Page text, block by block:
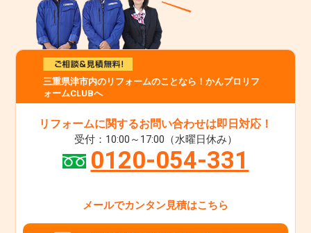
三重県津市内のリフォームのことなら！かんプロリフ
ォームCLUBへ
リフォームに関するお問い合わせは即日対応！
受付：10:00～17:00（水曜日休み）
0120-054-331
メールでカンタン見積はこちら